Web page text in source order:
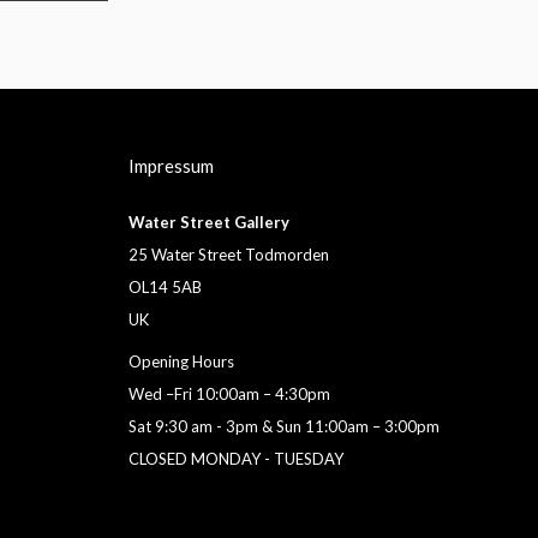
Impressum
Water Street Gallery
25 Water Street Todmorden
OL14 5AB
UK
Opening Hours
Wed –Fri 10:00am – 4:30pm
Sat 9:30 am - 3pm & Sun 11:00am – 3:00pm
CLOSED MONDAY - TUESDAY